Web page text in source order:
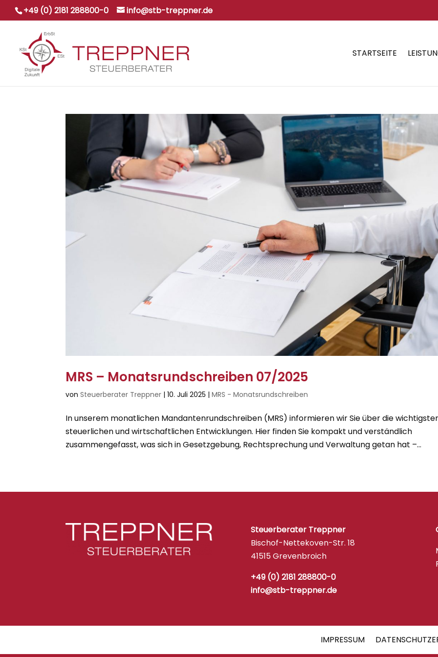
+49 (0) 2181 288800-0 info@stb-treppner.de
STARTSEITE
MRS – Monatsrundschreiben 07/2025
vonSteuerberater Treppner |10. Juli 2025 |MRS - Monatsrundschreiben
In unserem monatlichen Mandantenrundschreiben (MRS) informieren wir Sie über die
steuerlichen und wirtschaftlichen Entwicklungen. Hier finden Sie kompakt und verständlich
zusammengefasst, was sich in Gesetzgebung, Rechtsprechung und Verwaltung getan hat –...
Steuerberater Treppner
Bischof-Nettekoven-Str. 18
41515 Grevenbroich
+49 (0) 2181 288800-0
info@stb-treppner.de
IMPRESSUM